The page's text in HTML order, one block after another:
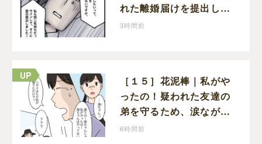
れた離婚届けを提出した
だけなので、何も問題な
3時間前
［１５］花泥棒｜私がや
ったの！疑われた友達の
弟を守るため、涙ながら
に自分が犯人だと名乗り
6時間前